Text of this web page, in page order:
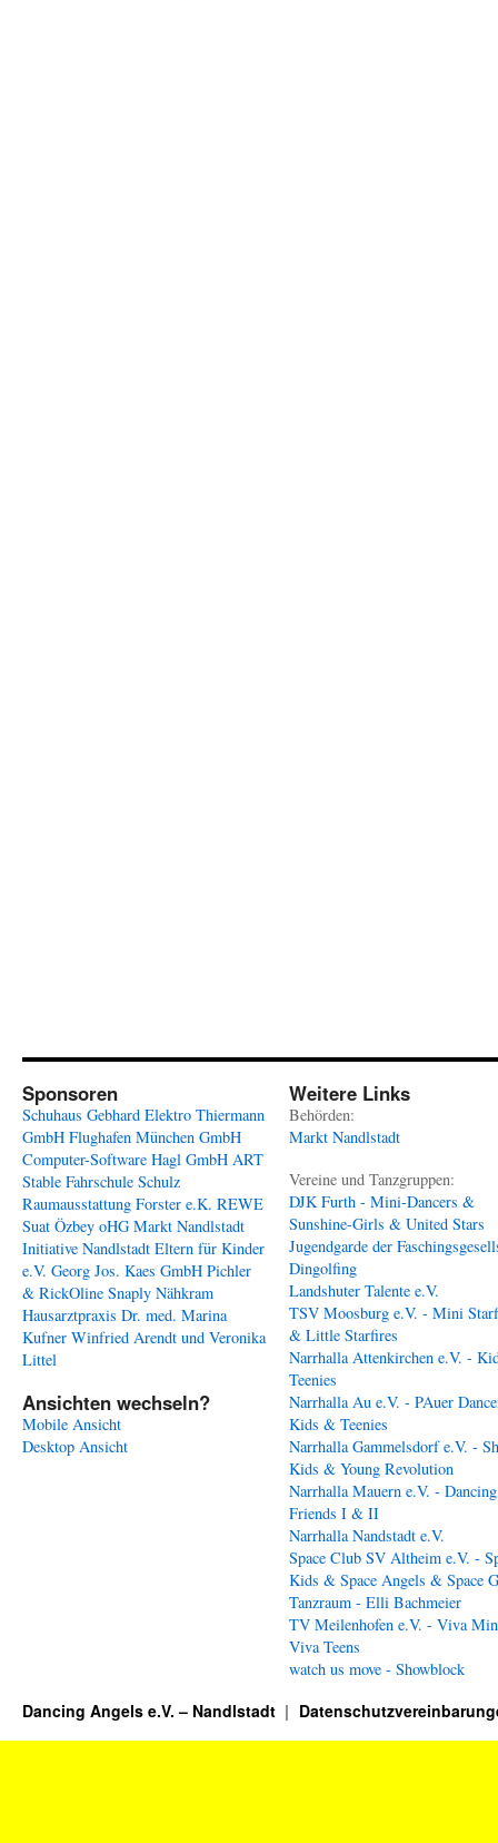
Sponsoren
Schuhaus Gebhard Elektro Thiermann
GmbH Flughafen München GmbH
Computer-Software Hagl GmbH ART
Stable Fahrschule Schulz
Raumausstattung Forster e.K. REWE
Suat Özbey oHG Markt Nandlstadt
Initiative Nandlstadt Eltern für Kinder
e.V. Georg Jos. Kaes GmbH Pichler
& RickOline Snaply Nähkram
Hausarztpraxis Dr. med. Marina
Kufner Winfried Arendt und Veronika
Littel
Ansichten wechseln?
Mobile Ansicht
Desktop Ansicht
Weitere Links
Behörden:
Markt Nandlstadt
Vereine und Tanzgruppen:
DJK Furth - Mini-Dancers &
Sunshine-Girls & United Stars
Jugendgarde der
Dingolfing
Landshuter Talente e.V.
TSV Moosburg e.V. - Mini
& Little Starfires
Narrhalla Attenkirchen e.V. -
Teenies
Narrhalla Au e.V. - PAuer
Kids & Teenies
Narrhalla Gammelsdorf e.V. -
Kids & Young Revolution
Narrhalla Mauern e.V. - Dancing
Friends I & II
Narrhalla Nandstadt e.V.
Space Club SV Altheim e.V. -
Kids & Space Angels & Space
Tanzraum - Elli Bachmeier
TV Meilenhofen e.V. - Viva
Viva Teens
watch us move - Showblock
Dancing Angels e.V. – Nandlstadt